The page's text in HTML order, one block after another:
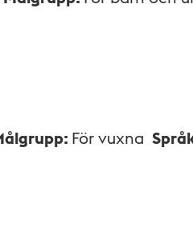
: För vuxna